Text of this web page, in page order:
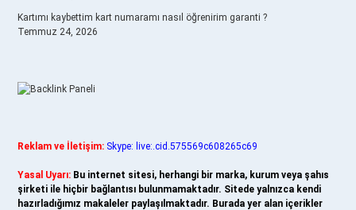
Kartımı kaybettim kart numaramı nasıl öğrenirim garanti ?
Temmuz 24, 2026
Reklam ve İletişim: Skype: live:.cid.575569c608265c69
Yasal Uyarı: Bu internet sitesi, herhangi bir marka, kurum veya şahıs
şirketi ile hiçbir bağlantısı bulunmamaktadır. Sitede yalnızca kendi
hazırladığımız makaleler paylaşılmaktadır. Burada yer alan içerikler